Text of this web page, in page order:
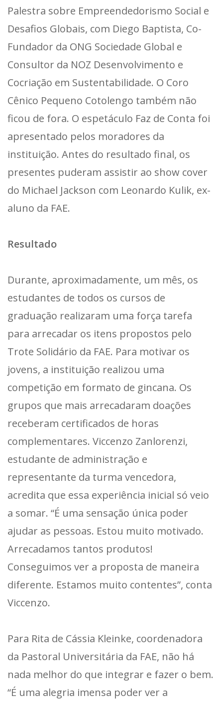
Palestra sobre Empreendedorismo Social e
Desafios Globais, com Diego Baptista, Co-
Fundador da ONG Sociedade Global e
Consultor da NOZ Desenvolvimento e
Cocriação em Sustentabilidade. O Coro
Cênico Pequeno Cotolengo também não
ficou de fora. O espetáculo Faz de Conta foi
apresentado pelos moradores da
instituição. Antes do resultado final, os
presentes puderam assistir ao show cover
do Michael Jackson com Leonardo Kulik, ex-
aluno da FAE.
Resultado
Durante, aproximadamente, um mês, os
estudantes de todos os cursos de
graduação realizaram uma força tarefa
para arrecadar os itens propostos pelo
Trote Solidário da FAE. Para motivar os
jovens, a instituição realizou uma
competição em formato de gincana. Os
grupos que mais arrecadaram doações
receberam certificados de horas
complementares. Viccenzo Zanlorenzi,
estudante de administração e
representante da turma vencedora,
acredita que essa experiência inicial só veio
a somar. “É uma sensação única poder
ajudar as pessoas. Estou muito motivado.
Arrecadamos tantos produtos!
Conseguimos ver a proposta de maneira
diferente. Estamos muito contentes”, conta
Viccenzo.
Para Rita de Cássia Kleinke, coordenadora
da Pastoral Universitária da FAE, não há
nada melhor do que integrar e fazer o bem.
“É uma alegria imensa poder ver a